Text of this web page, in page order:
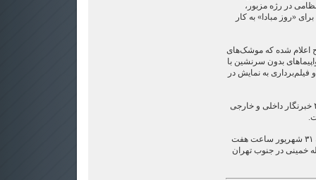
در رژه مزبور،
«روز مبادا» به کار
مسلح اعلام شده که موشک‌های
بدون سرنشین با
به نمایش در
وابستگان نظامی ۴۵ کشور و ۴۹۶ خبرنگار داخلی و خارجی
رژه نیروهای مسلح ایران یکشنبه ۳۱ شهریور ساعت هفت
خمینی در جنوب تهران